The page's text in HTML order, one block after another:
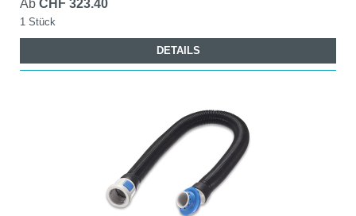
Ab CHF 323.40
1 Stück
DETAILS